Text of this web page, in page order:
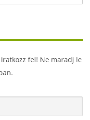
fel! Ne maradj le